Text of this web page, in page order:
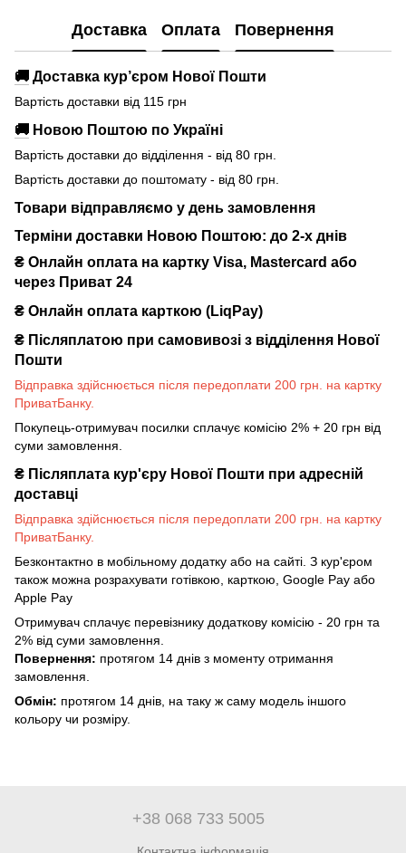
Доставка Оплата Повернення
🚚 Доставка кур’єром Нової Пошти
Вартість доставки від 115 грн
🚚 Новою Поштою по Україні
Вартість доставки до відділення - від 80 грн.
Вартість доставки до поштомату - від 80 грн.
Товари відправляємо у день замовлення
Терміни доставки Новою Поштою: до 2-х днів
₴ Онлайн оплата на картку Visa, Mastercard або
через Приват 24
₴ Онлайн оплата карткою (LiqPay)
₴ Післяплатою при самовивозі з відділення Нової
Пошти
Відправка здійснюється після передоплати 200 грн. на картку
ПриватБанку.
Покупець-отримувач посилки сплачує комісію 2% + 20 грн від
суми замовлення.
₴ Післяплата кур'єру Нової Пошти при адресній
доставці
Відправка здійснюється після передоплати 200 грн. на картку
ПриватБанку.
Безконтактно в мобільному додатку або на сайті. З кур'єром
також можна розрахувати готівкою, карткою, Google Pay або
Apple Pay
Отримувач сплачує перевізнику додаткову комісію - 20 грн та
2% від суми замовлення.
Повернення: протягом 14 днів з моменту отримання
замовлення.
Обмін: протягом 14 днів, на таку ж саму модель іншого
кольору чи розміру.
+38 068 733 5005